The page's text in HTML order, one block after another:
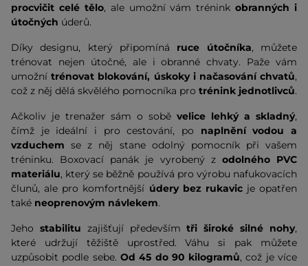
procvičit celé tělo, ale umožní vám tréninkobranných i
útočných úderů.
Díky designu, který připomíná ruce útočníka, můžete
trénovat nejen útočné, ale i obranné chvaty. Paže vám
umožnítrénovat blokování, úskoky i načasování chvatů,
což z něj dělá skvělého pomocníka pro trénink jednotlivců.
Ačkoliv je trenažer sám o sobě velice lehký a skladný,
čímž je ideální i pro cestování, po naplnění vodou a
vzduchem se z něj stane odolný pomocník při vašem
tréninku. Boxovací panák je vyrobený z odolného PVC
materiálu, který se běžně používá pro výrobu nafukovacích
člunů, ale pro komfortnější údery bez rukavicje opatřen
také neoprenovým návlekem.
Jeho stabilitu zajišťují předevšímtři široké silné nohy,
které udržují těžiště uprostřed. Váhu si pak můžete
uzpůsobit podle sebe. Od 45 do 90 kilogramů, což je více